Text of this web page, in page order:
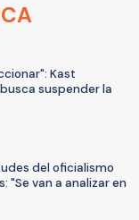
Kast
suspender la
del oficialismo
"Se van a analizar en